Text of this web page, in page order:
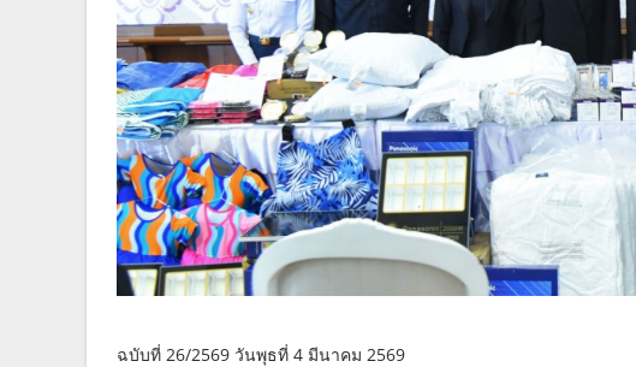
ฉบับที่ 26/2569 วันพุธที่ 4 มีนาคม 2569